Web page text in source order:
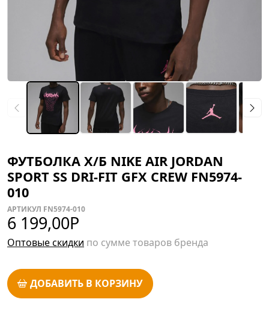
ФУТБОЛКА Х/Б NIKE AIR JORDAN
SPORT SS DRI-FIT GFX CREW FN5974-
010
АРТИКУЛ FN5974-010
6 199,00Р
Оптовые скидки по сумме товаров бренда
ДОБАВИТЬ В КОРЗИНУ